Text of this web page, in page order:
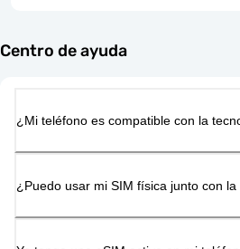
Centro de ayuda
¿Mi teléfono es compatible con la
¿Puedo usar mi SIM física junto con la